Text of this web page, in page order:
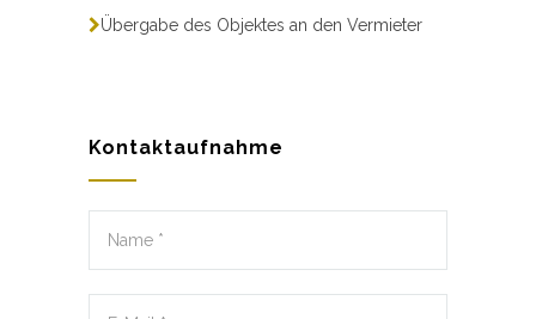
Übergabe des Objektes an den Vermieter
Kontaktaufnahme